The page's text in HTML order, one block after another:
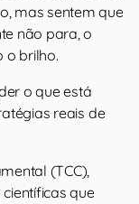
mas sentem que
não para, o
o brilho.
o que está
reais de
(TCC),
que